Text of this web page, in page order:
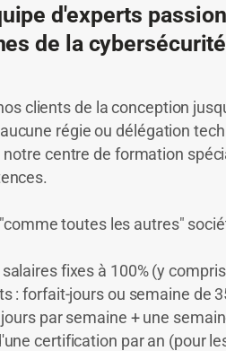
d'experts
de la
clients de la conception
régie ou délégation
centre de formation
toutes les autres"
fixes à 100% (y
: forfait-jours ou semaine de
par semaine + une
certification par an (pour